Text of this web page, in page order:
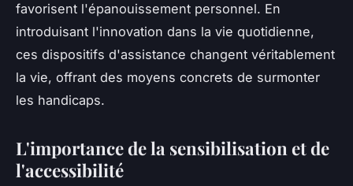
favorisent l'épanouissement personnel. En
introduisant l'innovation dans la vie quotidienne,
ces dispositifs d'assistance changent véritablement
la vie, offrant des moyens concrets de surmonter
les handicaps.
L'importance de la sensibilisation et de
l'accessibilité